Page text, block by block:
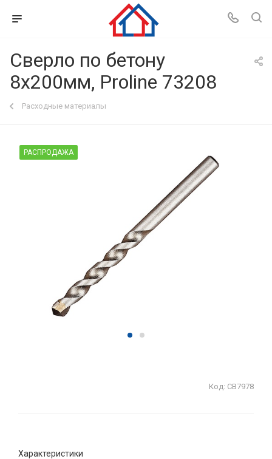
Сверло по бетону
8х200мм, Proline 73208
Расходные материалы
РАСПРОДАЖА
Код: СВ7978
Характеристики